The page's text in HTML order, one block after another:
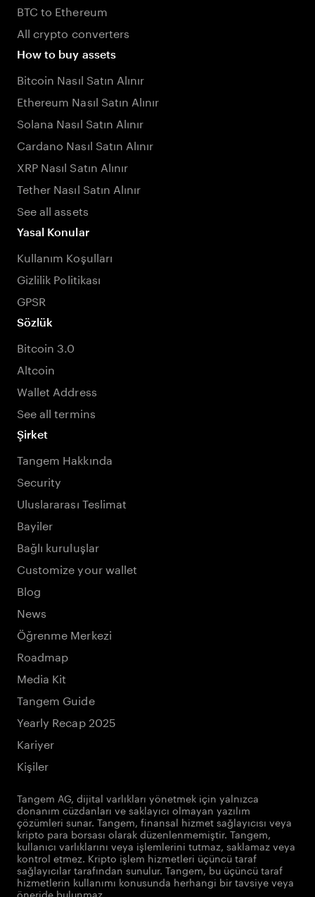
BTC to Ethereum
All crypto converters
How to buy assets
Bitcoin Nasıl Satın Alınır
Ethereum Nasıl Satın Alınır
Solana Nasıl Satın Alınır
Cardano Nasıl Satın Alınır
XRP Nasıl Satın Alınır
Tether Nasıl Satın Alınır
See all assets
Yasal Konular
Kullanım Koşulları
Gizlilik Politikası
GPSR
Sözlük
Bitcoin 3.0
Altcoin
Wallet Address
See all termins
Şirket
Tangem Hakkında
Security
Uluslararası Teslimat
Bayiler
Bağlı kuruluşlar
Customize your wallet
Blog
News
Öğrenme Merkezi
Roadmap
Media Kit
Tangem Guide
Yearly Recap 2025
Kariyer
Kişiler
Tangem AG, dijital varlıkları yönetmek için yalnızca
donanım cüzdanları ve saklayıcı olmayan yazılım
çözümleri sunar. Tangem, finansal hizmet sağlayıcısı veya
kripto para borsası olarak düzenlenmemiştir. Tangem,
kullanıcı varlıklarını veya işlemlerini tutmaz, saklamaz veya
kontrol etmez. Kripto işlem hizmetleri üçüncü taraf
sağlayıcılar tarafından sunulur. Tangem, bu üçüncü taraf
hizmetlerin kullanımı konusunda herhangi bir tavsiye veya
öneride bulunmaz.